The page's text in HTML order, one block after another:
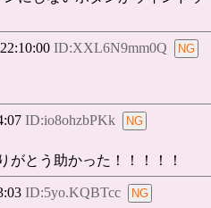
ID:XXL6N9mm0Q
ID:io8ohzbPKk
がとう助かった！！！！！
ID:5yo.KQBTcc